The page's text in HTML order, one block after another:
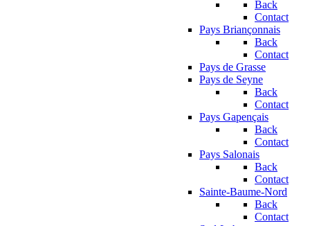
Back
Contact
Pays Briançonnais
Back
Contact
Pays de Grasse
Pays de Seyne
Back
Contact
Pays Gapençais
Back
Contact
Pays Salonais
Back
Contact
Sainte-Baume-Nord
Back
Contact